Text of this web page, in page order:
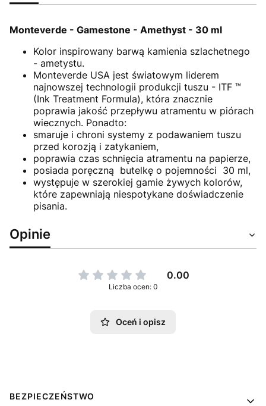
Monteverde - Gamestone - Amethyst - 30 ml
Kolor inspirowany barwą kamienia szlachetnego
- ametystu.
Monteverde USA jest światowym liderem
najnowszej technologii produkcji tuszu - ITF ™
(Ink Treatment Formula), która znacznie
poprawia jakość przepływu atramentu w piórach
wiecznych. Ponadto:
smaruje i chroni systemy z podawaniem tuszu
przed korozją i zatykaniem,
poprawia czas schnięcia atramentu na papierze,
posiada poręczną butelkę o pojemności 30 ml,
występuje w szerokiej gamie żywych kolorów,
które zapewniają niespotykane doświadczenie
pisania.
Opinie
0.00
Liczba ocen: 0
Oceń i opisz
Linki w stopce
BEZPIECZEŃSTWO